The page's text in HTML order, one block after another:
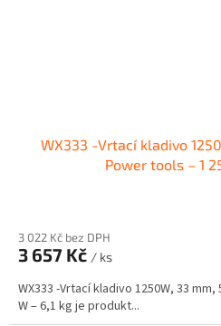
WX333 -Vrtací kladivo
Power tools – 1
3 022 Kč bez DPH
3 657 Kč / ks
WX333 -Vrtací kladivo 1250W, 33
W – 6,1 kg je produkt...